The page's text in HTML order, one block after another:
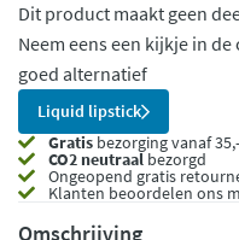
Dit product maakt geen
Neem eens een kijkje in de
goed alternatief
Liquid lipstick
Gratis bezorging vanaf
CO2 neutraalbezorgd
Ongeopend gratis
Klanten beoordelen ons
Omschrijving